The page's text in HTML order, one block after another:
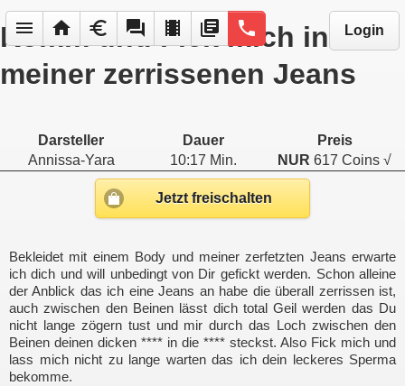
menu home euro forum local_movies library_books phone Login
Komm und Fick mich in
meiner zerrissenen Jeans
Darsteller Dauer
Preis
Annissa-Yara
10:17 Min. NUR 617 Coins √
Jetzt freischalten
Bekleidet mit einem Body und meiner zerfetzten Jeans erwarte
ich dich und will unbedingt von Dir gefickt werden. Schon alleine
der Anblick das ich eine Jeans an habe die überall zerrissen ist,
auch zwischen den Beinen lässt dich total Geil werden das Du
nicht lange zögern tust und mir durch das Loch zwischen den
Beinen deinen dicken **** in die **** steckst. Also Fick mich und
lass mich nicht zu lange warten das ich dein leckeres Sperma
bekomme.